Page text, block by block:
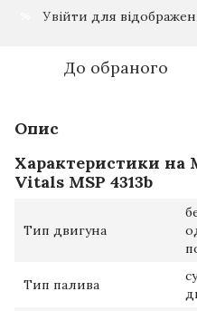
Увійти для
До обраного
Опис
Характеристики на
Vitals MSP 4313b
Тип двигуна
Тип палива